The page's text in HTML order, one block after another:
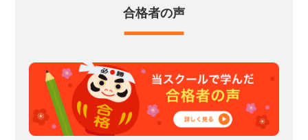
合格者の声